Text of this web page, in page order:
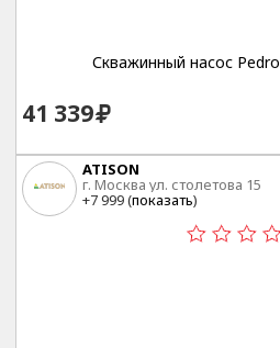
Скважинный насос
41 339
ATISON
г. Москва ул. столетова 15
+7 999 (показать)